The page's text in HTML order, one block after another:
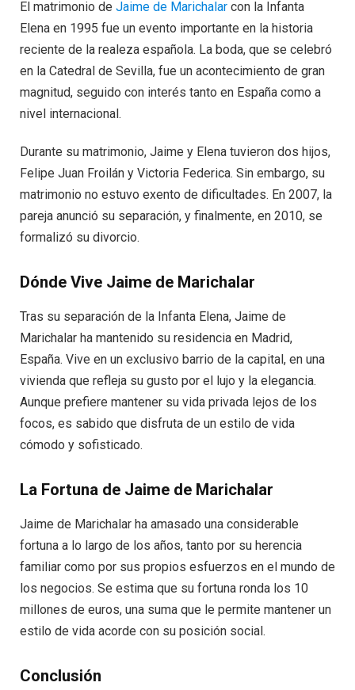
El matrimonio de Jaime de Marichalar con la Infanta
Elena en 1995 fue un evento importante en la historia
reciente de la realeza española. La boda, que se celebró
en la Catedral de Sevilla, fue un acontecimiento de gran
magnitud, seguido con interés tanto en España como a
nivel internacional.
Durante su matrimonio, Jaime y Elena tuvieron dos hijos,
Felipe Juan Froilán y Victoria Federica. Sin embargo, su
matrimonio no estuvo exento de dificultades. En 2007, la
pareja anunció su separación, y finalmente, en 2010, se
formalizó su divorcio.
Dónde Vive Jaime de Marichalar
Tras su separación de la Infanta Elena, Jaime de
Marichalar ha mantenido su residencia en Madrid,
España. Vive en un exclusivo barrio de la capital, en una
vivienda que refleja su gusto por el lujo y la elegancia.
Aunque prefiere mantener su vida privada lejos de los
focos, es sabido que disfruta de un estilo de vida
cómodo y sofisticado.
La Fortuna de Jaime de Marichalar
Jaime de Marichalar ha amasado una considerable
fortuna a lo largo de los años, tanto por su herencia
familiar como por sus propios esfuerzos en el mundo de
los negocios. Se estima que su fortuna ronda los 10
millones de euros, una suma que le permite mantener un
estilo de vida acorde con su posición social.
Conclusión